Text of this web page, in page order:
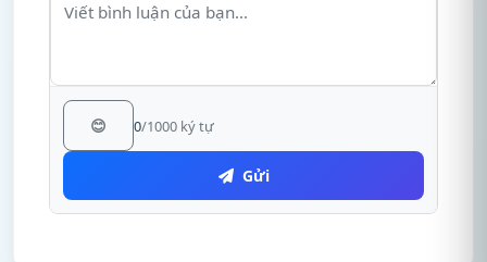
😊 0/1000 ký tự
Gửi